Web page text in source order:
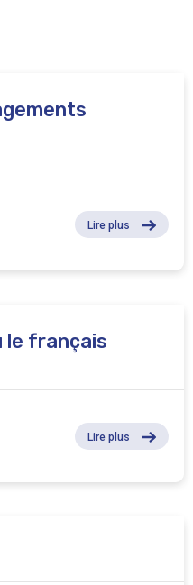
Lire plus
le français
Lire plus